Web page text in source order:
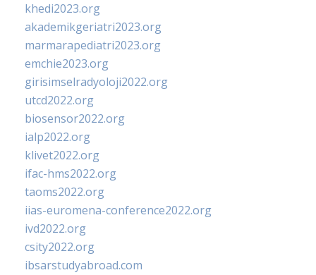
khedi2023.org
akademikgeriatri2023.org
marmarapediatri2023.org
emchie2023.org
girisimselradyoloji2022.org
utcd2022.org
biosensor2022.org
ialp2022.org
klivet2022.org
ifac-hms2022.org
taoms2022.org
iias-euromena-conference2022.org
ivd2022.org
csity2022.org
ibsarstudyabroad.com